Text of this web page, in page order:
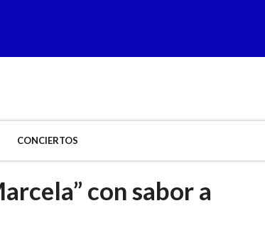
CONCIERTOS
con sabor a